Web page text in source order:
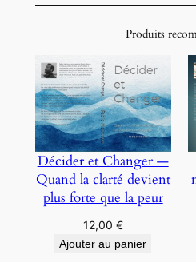
Produits
Décider et Changer —
Quand la clarté devient
plus forte que la peur
12,00 €
Ajouter au panier